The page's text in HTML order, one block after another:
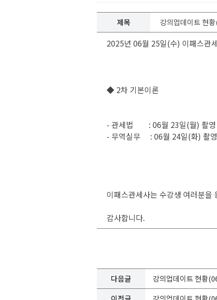
제목 강의업데이트 현
2025년 06월 25일(수) 이패스관
◆ 2차 기본이론
- 관세법 : 06월 23일(월) 촬영
- 무역실무 : 06월 24일(화) 촬영
이패스관세사는 수강생 여러분을
감사합니다.
다음글
강의업데이트 현황